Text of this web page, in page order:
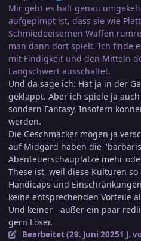
Mir geht es halt genau
aufgepimpt ist, dass sie wie
Schmiedeeisernen Waffen
man dann dort spielt. Ich finde
mit Findigkeit und den Mitteln
Langschwert ausschaltet.
Und da sage ich: Hat ja in der
geklappt. Aber ich spiele ja
sondern Fantasy. Insofern
werden.
Die Geschmäcker mögen ja
auf Midgard haben die
Abenteuerschauplätze mehr
These ist, weil diese Kulturen
Handicaps und
keine entsprechenden Vorteile
Und keiner - außer ein paar
gern Loser.
Bearbeitet (29. Juni 20251 J.